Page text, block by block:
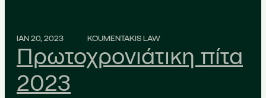
ΙΑΝ 20, 2023 KOUMENTAKIS LAW
Πρωτοχρονιάτικη πίτα
2023